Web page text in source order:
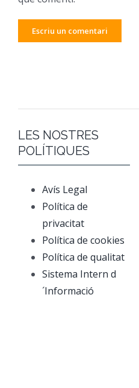
LES NOSTRES
POLÍTIQUES
Avís Legal
Política de
privacitat
Política de cookies
Política de qualitat
Sistema Intern d
´Informació